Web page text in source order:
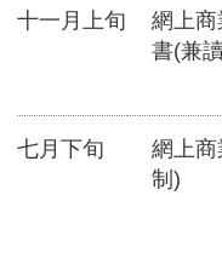
十一月上旬
網上
書(兼
七月下旬
網上
制)